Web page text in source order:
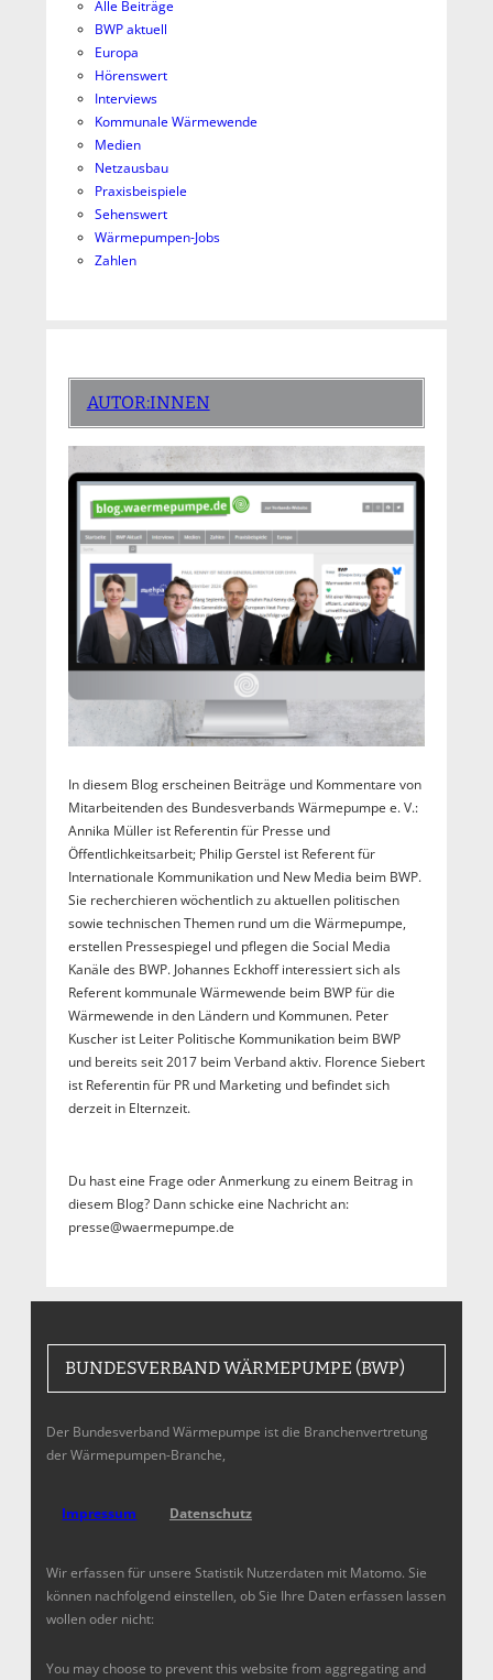
Alle Beiträge
BWP aktuell
Europa
Hörenswert
Interviews
Kommunale Wärmewende
Medien
Netzausbau
Praxisbeispiele
Sehenswert
Wärmepumpen-Jobs
Zahlen
AUTOR:INNEN
In diesem Blog erscheinen Beiträge und Kommentare von
Mitarbeitenden des Bundesverbands Wärmepumpe e. V.:
Annika Müller ist Referentin für Presse und
Öffentlichkeitsarbeit; Philip Gerstel ist Referent für
Internationale Kommunikation und New Media beim BWP.
Sie recherchieren wöchentlich zu aktuellen politischen
sowie technischen Themen rund um die Wärmepumpe,
erstellen Pressespiegel und pflegen die Social Media
Kanäle des BWP. Johannes Eckhoff interessiert sich als
Referent kommunale Wärmewende beim BWP für die
Wärmewende in den Ländern und Kommunen. Peter
Kuscher ist Leiter Politische Kommunikation beim BWP
und bereits seit 2017 beim Verband aktiv. Florence Siebert
ist Referentin für PR und Marketing und befindet sich
derzeit in Elternzeit.
Du hast eine Frage oder Anmerkung zu einem Beitrag in
diesem Blog? Dann schicke eine Nachricht an:
presse@waermepumpe.de
BUNDESVERBAND WÄRMEPUMPE (BWP)
Der Bundesverband Wärmepumpe ist die Branchenvertretung
der Wärmepumpen-Branche,
Impressum Datenschutz
Wir erfassen für unsere Statistik Nutzerdaten mit Matomo. Sie
können nachfolgend einstellen, ob Sie Ihre Daten erfassen lassen
wollen oder nicht:
You may choose to prevent this website from aggregating and